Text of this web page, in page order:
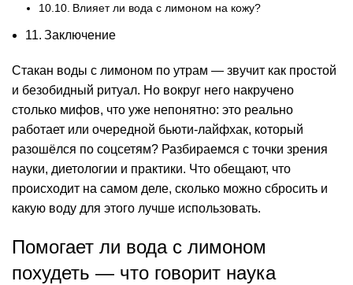
Влияет ли вода с лимоном на кожу?
Заключение
Стакан воды с лимоном по утрам — звучит как простой
и безобидный ритуал. Но вокруг него накручено
столько мифов, что уже непонятно: это реально
работает или очередной бьюти-лайфхак, который
разошёлся по соцсетям? Разбираемся с точки зрения
науки, диетологии и практики. Что обещают, что
происходит на самом деле, сколько можно сбросить и
какую воду для этого лучше использовать.
Помогает ли вода с лимоном
похудеть — что говорит наука